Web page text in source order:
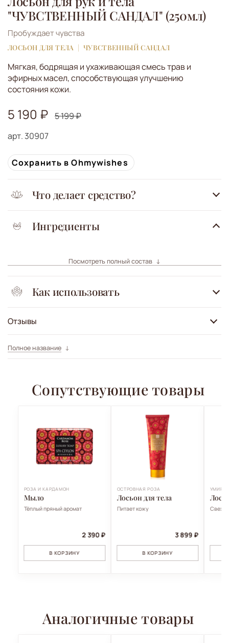
арт. 30907
"ЧУВСТВЕННЫЙ САНДАЛ" (250мл)
5 190 ₽ 5 199 ₽
Сохранить в Ohmywishes
Пробуждает чувства
ЛОСЬОН ДЛЯ ТЕЛА ЧУВСТВЕННЫЙ САНДАЛ
Мягкая, бодрящая и ухаживающая смесь трав и
эфирных масел, способствующая улучшению
состояния кожи.
Что делает средство?
Ингредиенты
Посмотреть полный состав
Как использовать
Отзывы
Полное название
Сопутствующие товары
РОЗА И КАРДАМОН
Мыло
Тёплый пряный аромат
2 390 ₽
В КОРЗИНУ
ОСТРОВНАЯ РОЗА
Лосьон для тела
Питает кожу
3 899 ₽
В КОРЗИНУ
Аналогичные товары